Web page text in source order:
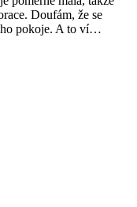
Doufám, že se
pokoje. A to ví…